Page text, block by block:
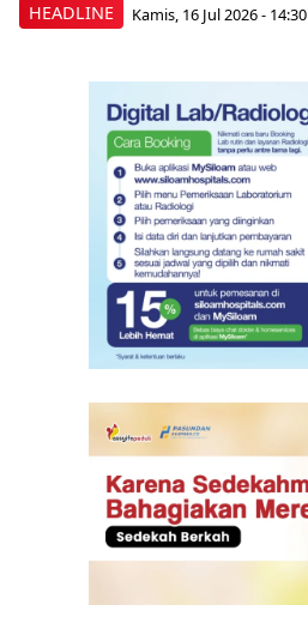
HEADLINE Kamis, 16 Jul 2026 - 14:30